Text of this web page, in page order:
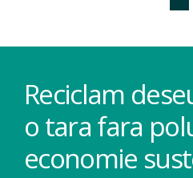
Reciclam
o tara fara
economie